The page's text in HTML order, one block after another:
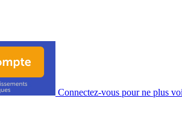
Connectez-vous pour ne plus